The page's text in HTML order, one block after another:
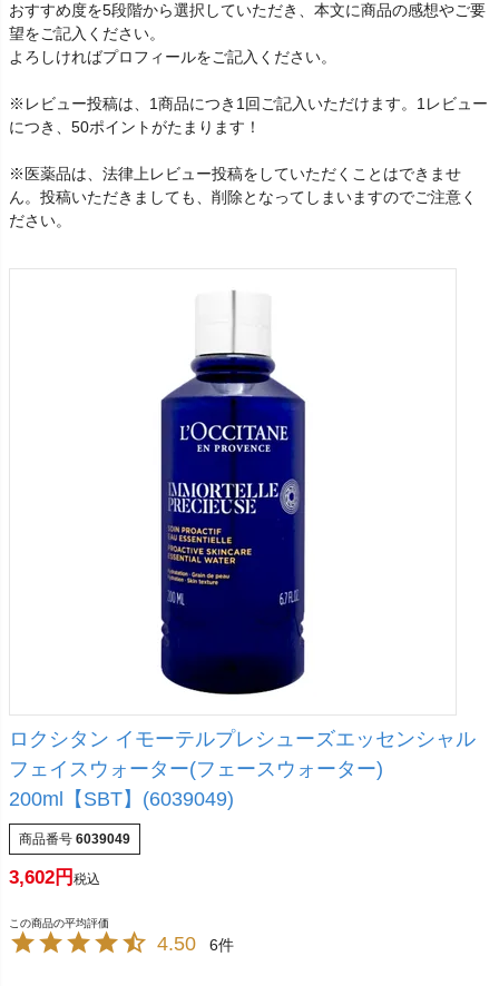
おすすめ度を5段階から選択していただき、本文に商品の感想やご要
望をご記入ください。
よろしければプロフィールをご記入ください。
※レビュー投稿は、1商品につき1回ご記入いただけます。1レビュー
につき、50ポイントがたまります！
※医薬品は、法律上レビュー投稿をしていただくことはできませ
ん。投稿いただきましても、削除となってしまいますのでご注意く
ださい。
ロクシタン イモーテルプレシューズエッセンシャル
フェイスウォーター(フェースウォーター)
200ml【SBT】(6039049)
商品番号 6039049
3,602 税込
4.50 6